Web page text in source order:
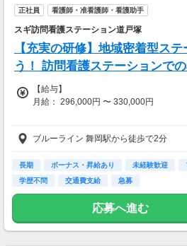
急な出費や予定外の出費があっても安心
＼資格がそのまま時給UPに！／
下記資格をお持ちの方は、
資格に応じて時給へ上乗せ支給いたし
■介護福祉士実務者研修
■介護福祉士
★別途、交通費は全額支給！
★ガソリン代規定支給
正社員 看護師・准看護師・看護助手
スギ訪問看護ステーション道戸塚
【充実の研修】地域密着型ス
う！ 訪問看護ステーションで
【給与】
月給： 296,000円 〜 330,000円
【諸手当】
通勤手当
子ども手当
残業手当
役職手当
ブルーライン 舞岡駅から徒歩で2分
長期 ボーナス・昇給あり 未経験歓迎
学歴不問
交通費支給 急募
応募へ進む